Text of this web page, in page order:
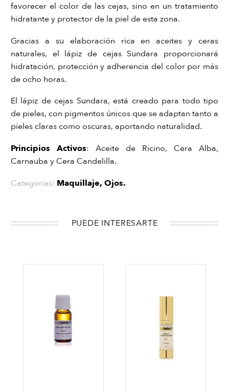
favorecer el color de las cejas, sino en un tratamiento
hidratante y protector de la piel de esta zona.
Gracias a su elaboración rica en aceites y ceras
naturales, el lápiz de cejas Sundara proporcionará
hidratación, protección y adherencia del color por más
de ocho horas.
El lápiz de cejas Sundara, está creado para todo tipo
de pieles, con pigmentos únicos que se adaptan tanto a
pieles claras como oscuras, aportando naturalidad.
Principios Activos: Aceite de Ricino, Cera Alba,
Carnauba y Cera Candelilla.
Categorías: Maquillaje, Ojos.
PUEDE INTERESARTE